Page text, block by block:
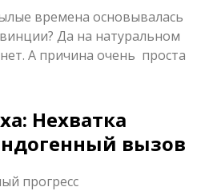
времена основывалась
Да на натуральном
А причина очень проста
Нехватка
вызов
прогресс